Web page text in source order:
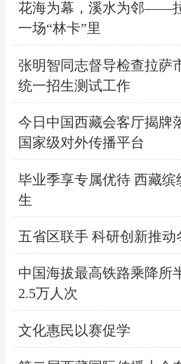
花海为幕，溪水为邻——
一场“林卡”里
张明智同志督导检查拉萨
统一招生测试工作
今日中国西藏会客厅揭牌
国家级对外传播平台
毕业季享专属优待 西藏
生
五省区联手 科研创新推
中国海拔最高铁路乘降所
2.5万人次
文化惠民以赛促学